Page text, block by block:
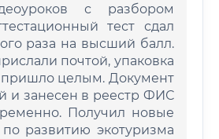
с разбором
тест сдал
раза на высший балл.
почтой, упаковка
пришло целым. Документ
и занесен в реестр ФИС
Получил новые
развитию экотуризма